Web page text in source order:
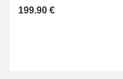
199.90 €